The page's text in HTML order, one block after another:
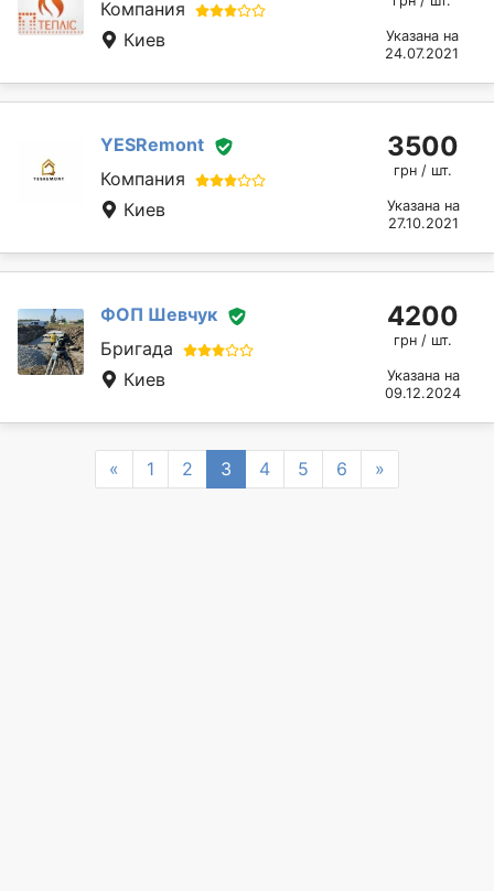
Компания
Киев
Указана на
24.07.2021
YESRemont
Компания
Киев
3500
грн / шт.
Указана на
27.10.2021
ФОП Шевчук
Бригада
Киев
4200
грн / шт.
Указана на
09.12.2024
« Previous
1 2 3 4 5 6 »